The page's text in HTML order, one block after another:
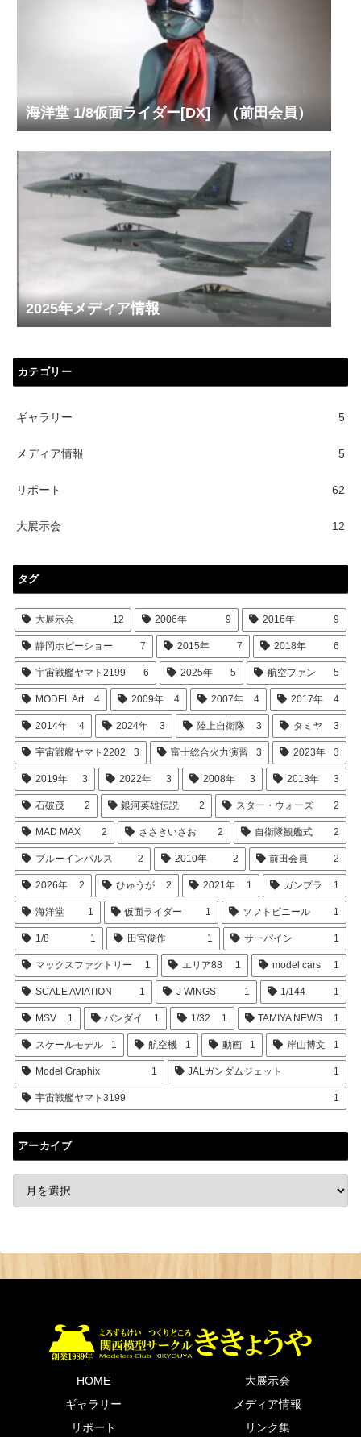
海洋堂 1/8仮面ライダー[DX] （前田会員）
2025年メディア情報
カテゴリー
ギャラリー 5
メディア情報 5
リポート 62
大展示会 12
タグ
大展示会 12 2006年 9 2016年 9
静岡ホビーショー 7 2015年 7 2018年 6
宇宙戦艦ヤマト2199 6 2025年 5 航空ファン 5
MODEL Art 4 2009年 4 2007年 4 2017年 4
2014年 4 2024年 3 陸上自衛隊 3 タミヤ 3
宇宙戦艦ヤマト2202 3 富士総合火力演習 3 2023年 3
2019年 3 2022年 3 2008年 3 2013年 3
石破茂 2 銀河英雄伝説 2 スター・ウォーズ 2
MAD MAX 2 ささきいさお 2 自衛隊観艦式 2
ブルーインパルス 2 2010年 2 前田会員 2
2026年 2 ひゅうが 2 2021年 1 ガンプラ 1
海洋堂 1 仮面ライダー 1 ソフトビニール 1
1/8 1 田宮俊作 1 サーバイン 1
マックスファクトリー 1 エリア88 1 model cars 1
SCALE AVIATION 1 J WINGS 1 1/144 1
MSV 1 バンダイ 1 1/32 1 TAMIYA NEWS 1
スケールモデル 1 航空機 1 動画 1 岸山博文 1
Model Graphix 1 JALガンダムジェット 1
宇宙戦艦ヤマト3199 1
アーカイブ
HOME
大展示会
ギャラリー
メディア情報
リポート
リンク集